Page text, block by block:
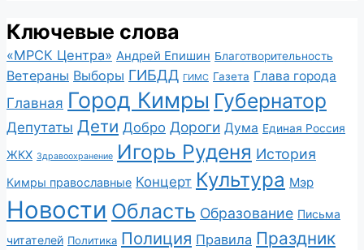
Ключевые слова
«МРСК Центра» Андрей Епишин Благотворительность
Ветераны Выборы ГИБДД ГИМС Газета Глава города
Главная Город Кимры Губернатор
Депутаты Дети Добро Дороги Дума Единая Россия
ЖКХ Здравоохранение Игорь Руденя История
Кимры православные Концерт Культура Мэр
Новости Область Образование Письма
читателей Политика Полиция Правила Праздник